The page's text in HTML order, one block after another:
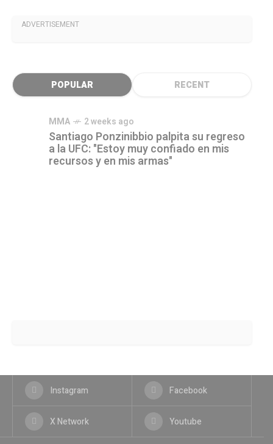
ADVERTISEMENT
POPULAR RECENT
MMA 2 weeks ago
Santiago Ponzinibbio palpita su regreso
a la UFC: "Estoy muy confiado en mis
recursos y en mis armas"
Instagram Facebook
X Network Youtube